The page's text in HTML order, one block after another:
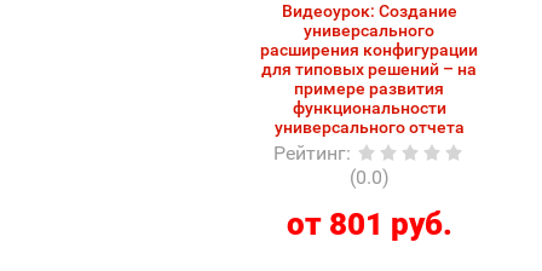
Видеоурок: Создание
универсального
расширения конфигурации
для типовых решений – на
примере развития
функциональности
универсального отчета
Рейтинг:
(0.0)
от 801 руб.